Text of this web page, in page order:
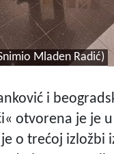
Mladen Radić)
i
otvorena je je
o trećoj izložbi